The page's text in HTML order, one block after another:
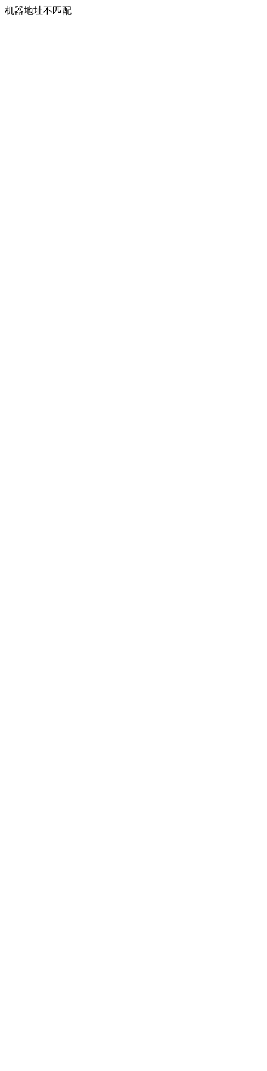
机器地址不匹配